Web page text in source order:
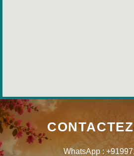
WhatsApp :